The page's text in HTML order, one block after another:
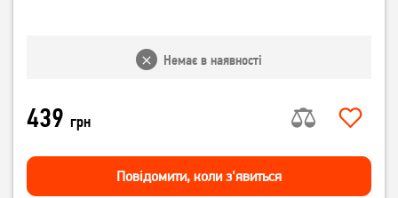
Немає в наявності
439 грн
Повiдомити, коли з'явиться